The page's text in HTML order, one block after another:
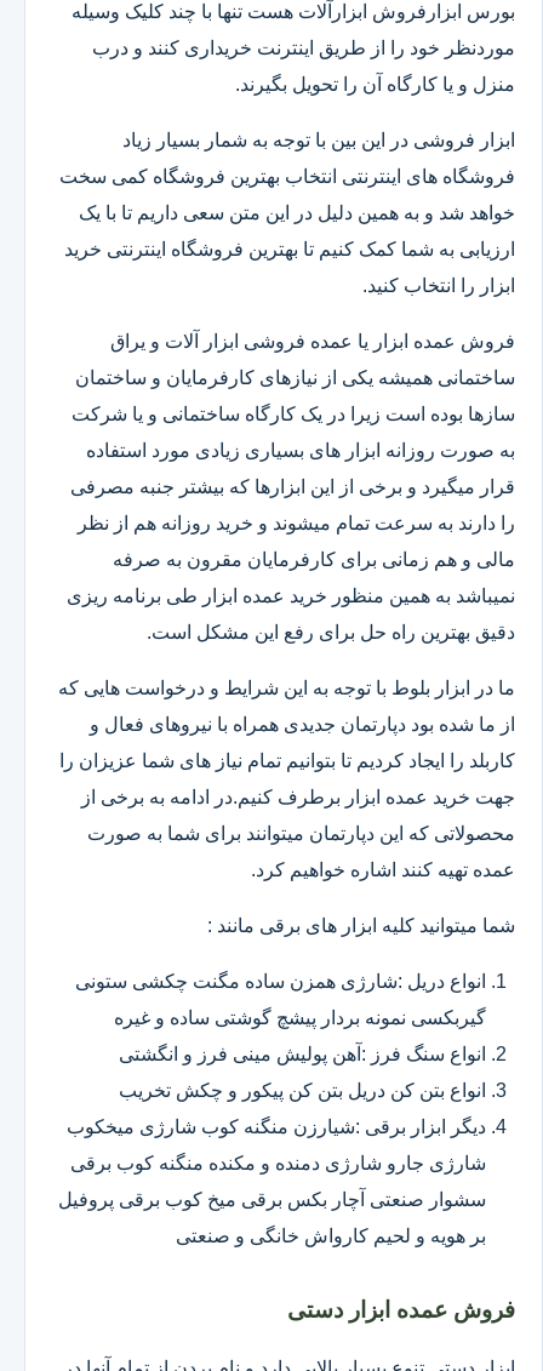
بورس ابزارفروش ابزارآلات هست تنها با چند کلیک وسیله
موردنظر خود را از طریق اینترنت خریداری کنند و درب
منزل و یا کارگاه آن را تحویل بگیرند.
ابزار فروشی در این بین با توجه به شمار بسیار زیاد
فروشگاه های اینترنتی انتخاب بهترین فروشگاه کمی سخت
خواهد شد و به همین دلیل در این متن سعی داریم تا با یک
ارزیابی به شما کمک کنیم تا بهترین فروشگاه اینترنتی خرید
ابزار را انتخاب کنید.
فروش عمده ابزار یا عمده فروشی ابزار آلات و یراق
ساختمانی همیشه یکی از نیازهای کارفرمایان و ساختمان
سازها بوده است زیرا در یک کارگاه ساختمانی و یا شرکت
به صورت روزانه ابزار های بسیاری زیادی مورد استفاده
قرار میگیرد و برخی از این ابزارها که بیشتر جنبه مصرفی
را دارند به سرعت تمام میشوند و خرید روزانه هم از نظر
مالی و هم زمانی برای کارفرمایان مقرون به صرفه
نمیباشد به همین منظور خرید عمده ابزار طی برنامه ریزی
دقیق بهترین راه حل برای رفع این مشکل است.
ما در ابزار بلوط با توجه به این شرایط و درخواست هایی که
از ما شده بود دپارتمان جدیدی همراه با نیروهای فعال و
کاربلد را ایجاد کردیم تا بتوانیم تمام نیاز های شما عزیزان را
جهت خرید عمده ابزار برطرف کنیم.در ادامه به برخی از
محصولاتی که این دپارتمان میتوانند برای شما به صورت
عمده تهیه کنند اشاره خواهیم کرد.
شما میتوانید کلیه ابزار های برقی مانند :
انواع دریل :شارژی همزن ساده مگنت چکشی ستونی
گیربکسی نمونه بردار پیشچ گوشتی ساده و غیره
انواع سنگ فرز :آهن پولیش مینی فرز و انگشتی
انواع بتن کن دریل بتن کن پیکور و چکش تخریب
دیگر ابزار برقی :شیارزن منگنه کوب شارژی میخکوب
شارژی جارو شارژی دمنده و مکنده منگنه کوب برقی
سشوار صنعتی آچار بکس برقی میخ کوب برقی پروفیل
بر هویه و لحیم کارواش خانگی و صنعتی
فروش عمده ابزار دستی